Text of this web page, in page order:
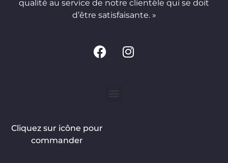
qualité au service de notre clientèle qui se doit
d’être satisfaisante. »
Cliquez sur icône pour
commander